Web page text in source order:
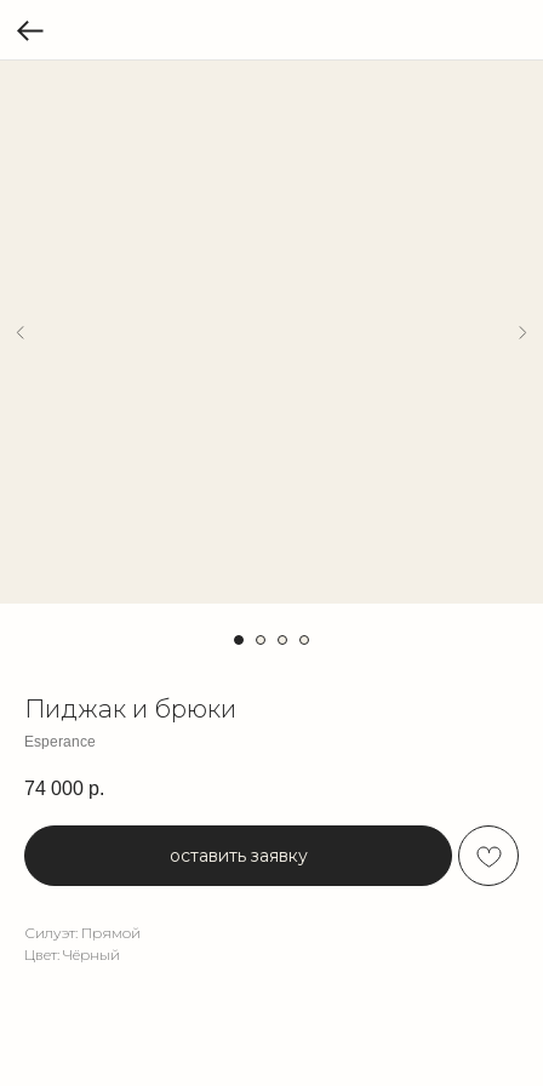
Пиджак и брюки
Esperance
74 000 р.
оставить заявку
Силуэт: Прямой
Цвет: Чёрный